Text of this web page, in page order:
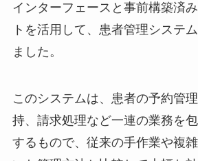
インターフェースと事前構築済
トを活用して、患者管理システ
ました。
このシステムは、患者の予約管
持、請求処理など一連の業務を
するもので、従来の手作業や複